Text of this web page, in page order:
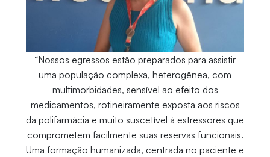
“Nossos egressos estão preparados para assistir
uma população complexa, heterogênea, com
multimorbidades, sensível ao efeito dos
medicamentos, rotineiramente exposta aos riscos
da polifarmácia e muito suscetível à estressores que
comprometem facilmente suas reservas funcionais.
Uma formação humanizada, centrada no paciente e